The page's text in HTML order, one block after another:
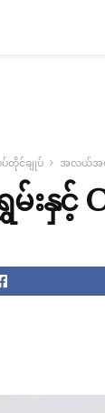
တိုင်ချုပ် အလယ်အလ
နှင့်